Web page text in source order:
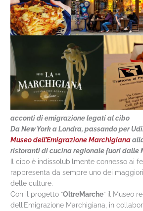
acconti di emigrazione legati al cibo
Da New York a Londra, passando per
Museo dell’Emigrazione Marchigiana
ristoranti di cucina regionale fuori dalle
Il cibo è indissolubilmente connesso ai
rappresenta da sempre uno dei
delle culture.
Con il progetto “OltreMarche” il Museo
dell’Emigrazione Marchigiana, in